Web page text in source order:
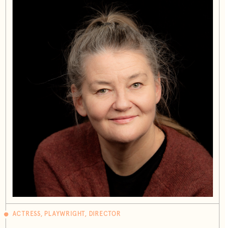
ACTRESS, PLAYWRIGHT, DIRECTOR